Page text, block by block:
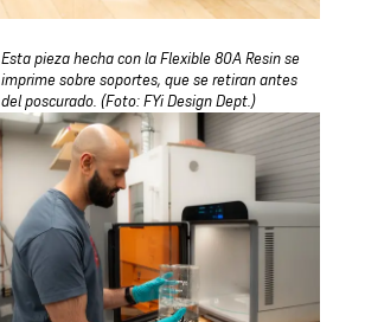
Esta pieza hecha con la Flexible 80A Resin se
imprime sobre soportes, que se retiran antes
del poscurado. (Foto: FYi Design Dept.)